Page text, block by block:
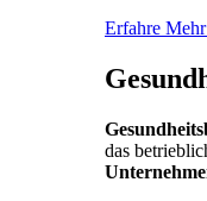
Erfahre
das